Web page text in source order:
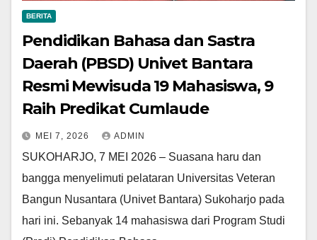
BERITA
Pendidikan Bahasa dan Sastra
Daerah (PBSD) Univet Bantara
Resmi Mewisuda 19 Mahasiswa, 9
Raih Predikat Cumlaude
MEI 7, 2026 ADMIN
SUKOHARJO, 7 MEI 2026 – Suasana haru dan
bangga menyelimuti pelataran Universitas Veteran
Bangun Nusantara (Univet Bantara) Sukoharjo pada
hari ini. Sebanyak 14 mahasiswa dari Program Studi